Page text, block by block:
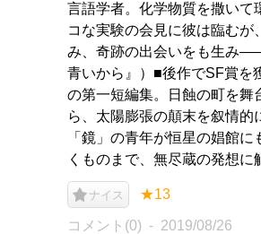
言語学者。化学物質を撒いて
コな実験の会見に彼は臨むが
み、奇跡の出会いをも生み
青いから』）■後作でSF賞を
の第一短編集。日蝕の町を舞
ら、太陽膨張の顛末を叙情的
「鏡」の青年が恒星の娼館
くものまで、無尽蔵の発想に
ナイス ★13
コメント(0) 2019/08/26